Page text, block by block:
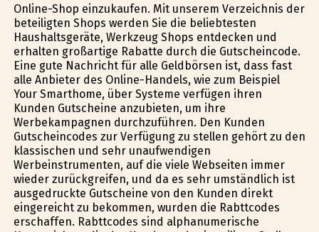
Online-Shop einzukaufen. Mit unserem Verzeichnis der
beteiligten Shops werden Sie die beliebtesten
Haushaltsgeräte, Werkzeug Shops entdecken und
erhalten großartige Rabatte durch die Gutscheincode.
Eine gute Nachricht für alle Geldbörsen ist, dass fast
alle Anbieter des Online-Handels, wie zum Beispiel
Your Smarthome, über Systeme verfügen ihren
Kunden Gutscheine anzubieten, um ihre
Werbekampagnen durchzuführen. Den Kunden
Gutscheincodes zur Verfügung zu stellen gehört zu den
klassischen und sehr unaufwendigen
Werbeinstrumenten, auf die viele Webseiten immer
wieder zurückgreifen, und da es sehr umständlich ist
ausgedruckte Gutscheine von den Kunden direkt
eingereicht zu bekommen, wurden die Rabttcodes
erschaffen. Rabttcodes sind alphanumerische